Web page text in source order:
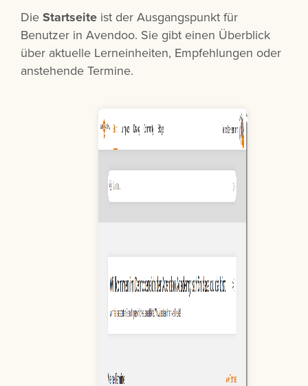
DieStartseite ist der Ausgangspunkt für
Benutzer in Avendoo. Sie gibt einen Überblick
über aktuelle Lerneinheiten, Empfehlungen oder
anstehende Termine.